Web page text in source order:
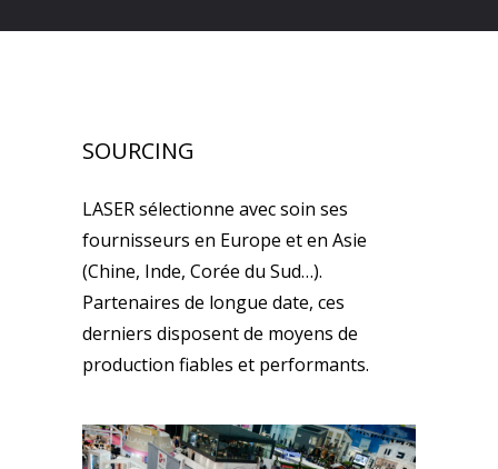
SOURCING
LASER sélectionne avec soin ses
fournisseurs en Europe et en Asie
(Chine, Inde, Corée du Sud…).
Partenaires de longue date, ces
derniers disposent de moyens de
production fiables et performants.